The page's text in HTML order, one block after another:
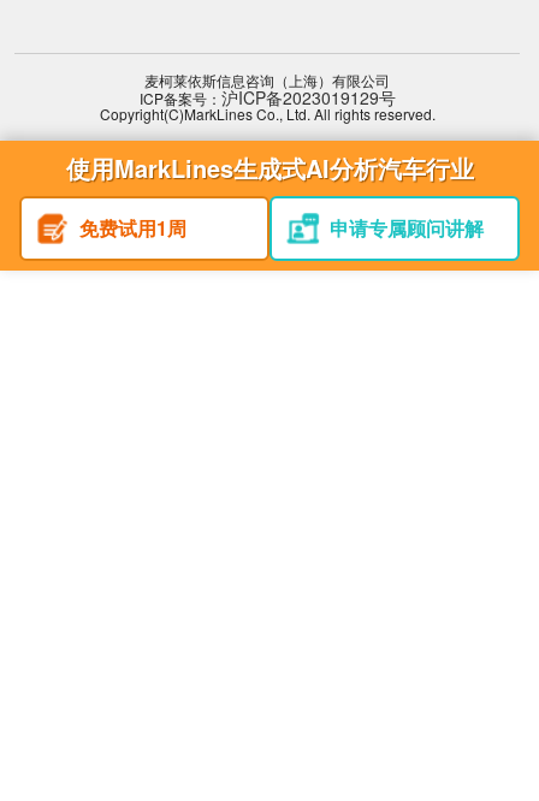
麦柯莱依斯信息咨询（上海）有限公司
ICP备案号： 沪ICP备2023019129号
Copyright(C)MarkLines Co., Ltd. All rights reserved.
使用MarkLines生成式AI分析汽车行业
免费试用1周 申请专属顾问讲解